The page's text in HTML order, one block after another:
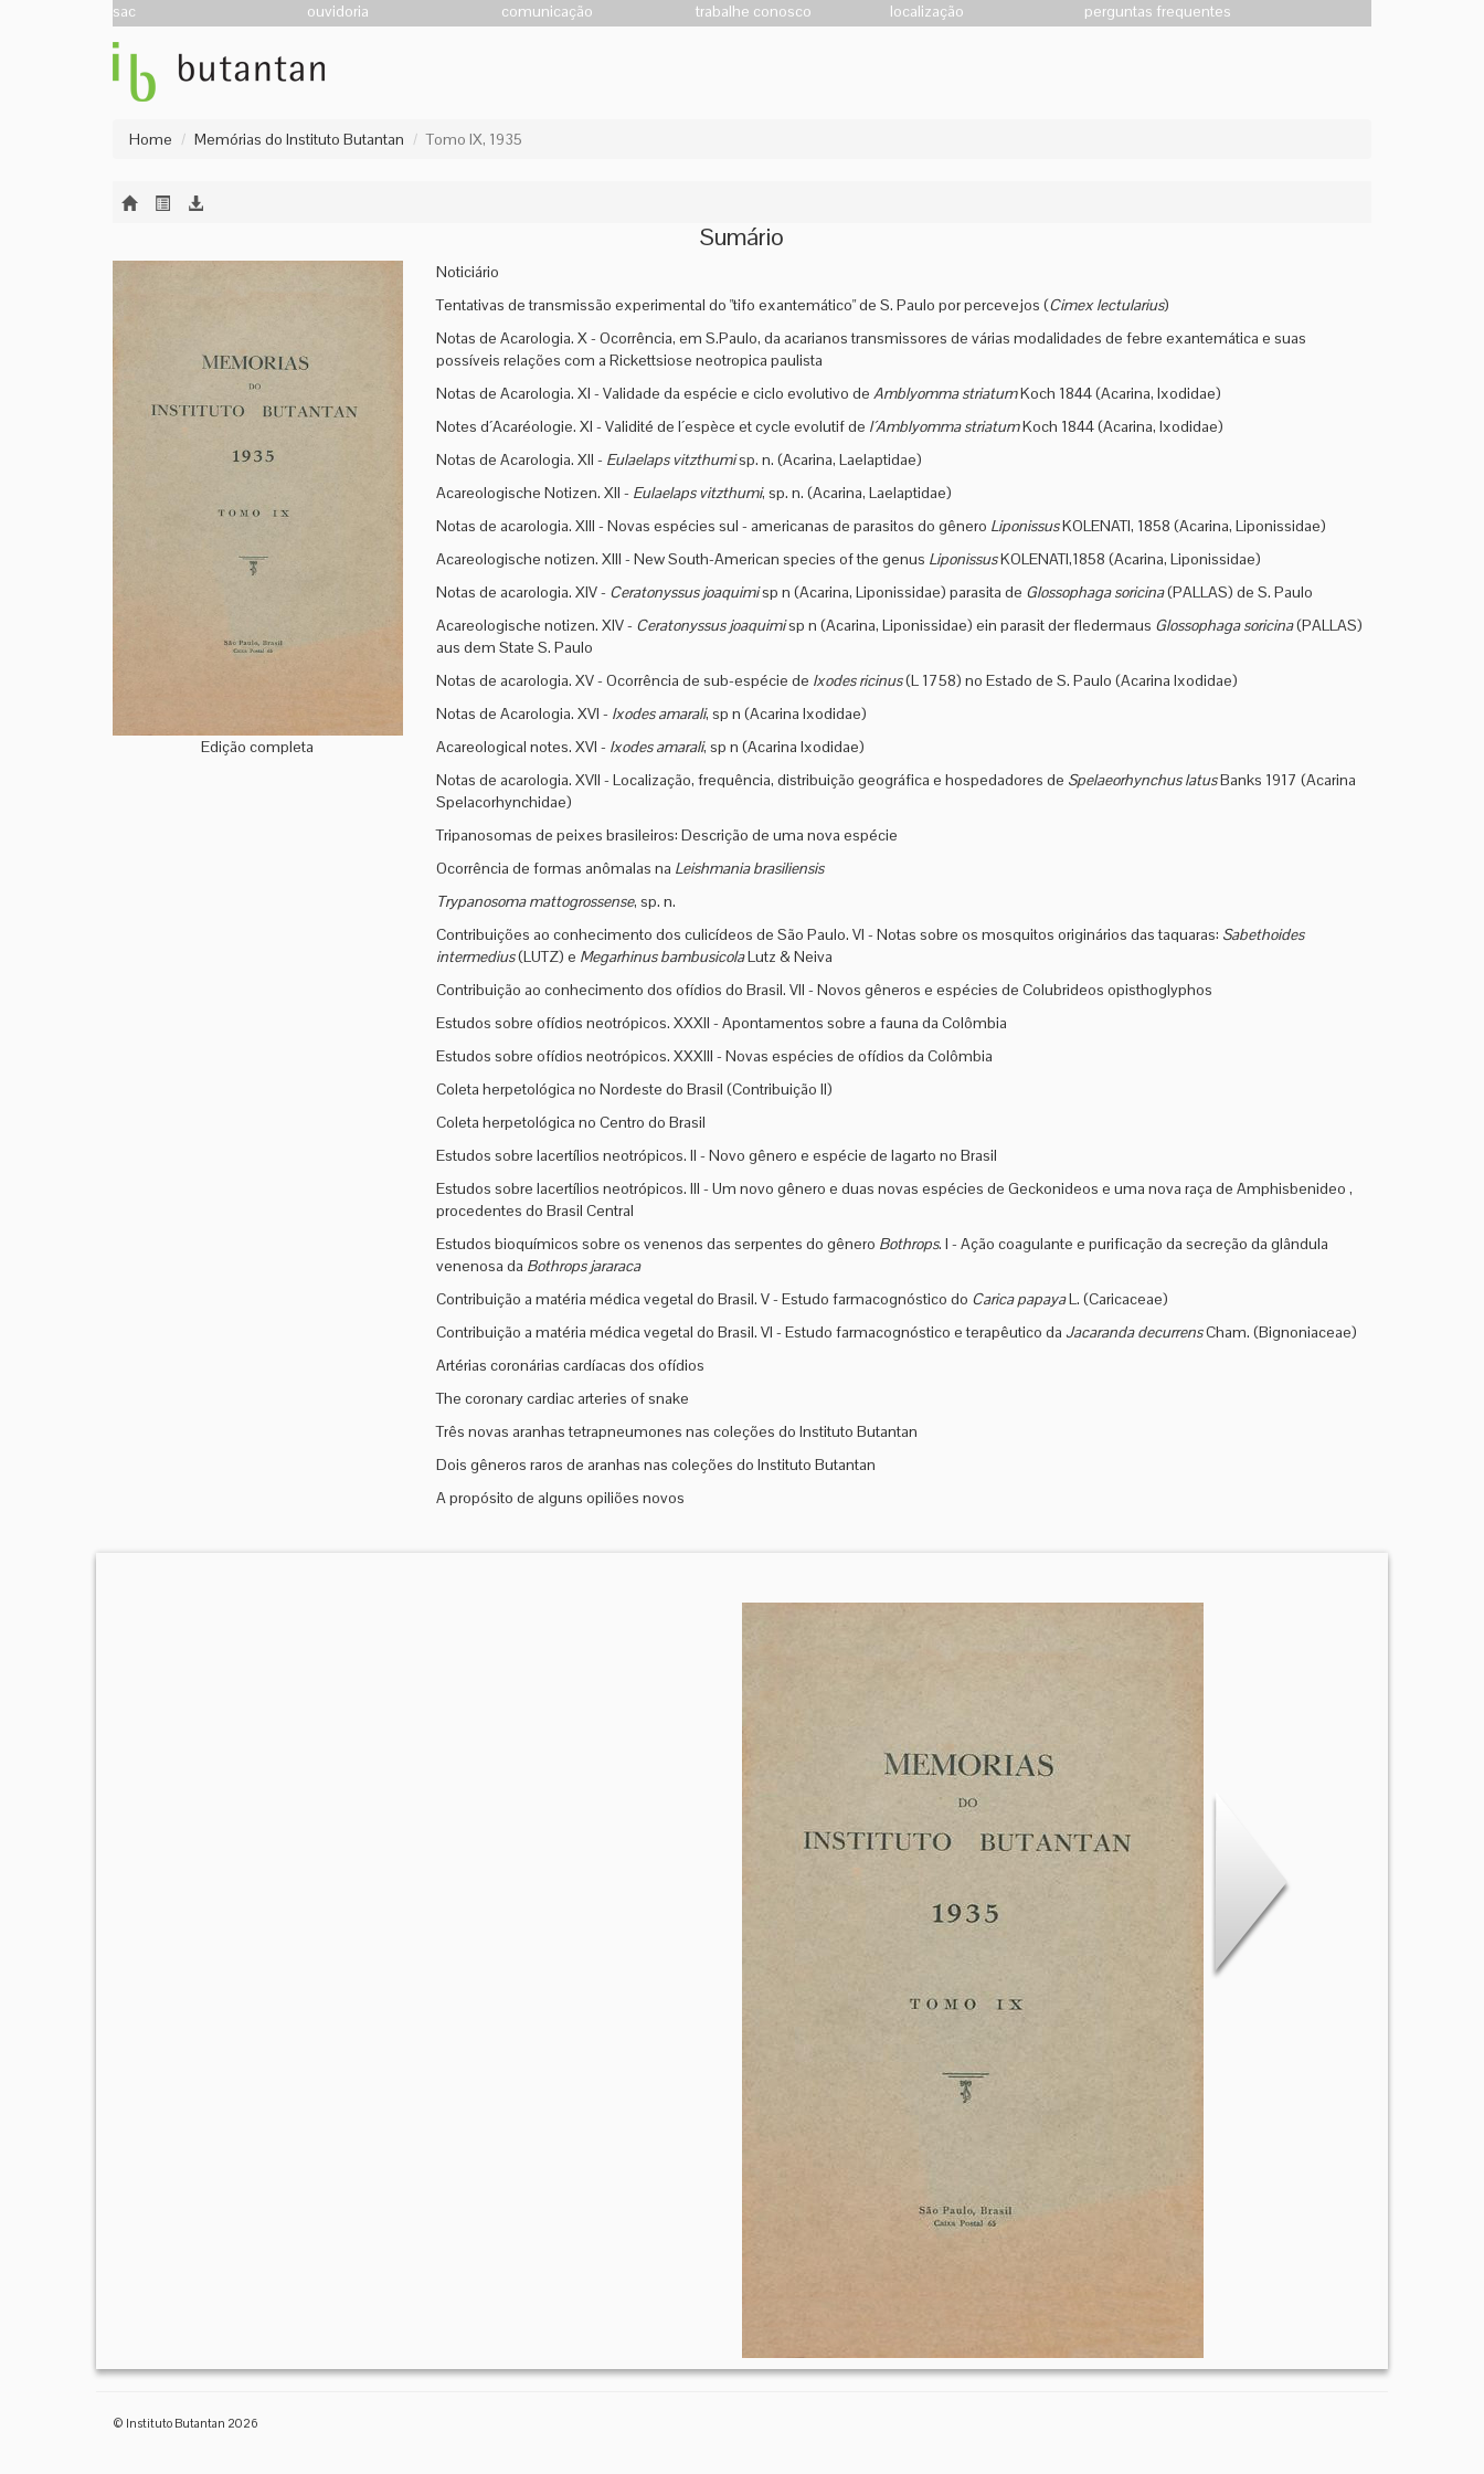
sac ouvidoria comunicação trabalhe conosco localização perguntas frequentes
Home Memórias do Instituto Butantan Tomo IX, 1935
Sumário
Edição completa
Noticiário
Tentativas de transmissão experimental do "tifo exantemático" de S. Paulo por percevejos (Cimex lectularius)
Notas de Acarologia. X - Ocorrência, em S.Paulo, da acarianos transmissores de várias modalidades de febre exantemática e suas
possíveis relações com a Rickettsiose neotropica paulista
Notas de Acarologia. XI - Validade da espécie e ciclo evolutivo de Amblyomma striatumKoch 1844 (Acarina, Ixodidae)
Notes d´Acaréologie. XI - Validité de l´espèce et cycle evolutif de l´Amblyomma striatumKoch 1844 (Acarina, Ixodidae)
Notas de Acarologia. XII - Eulaelaps vitzthumisp. n. (Acarina, Laelaptidae)
Acareologische Notizen. XII - Eulaelaps vitzthumi, sp. n. (Acarina, Laelaptidae)
Notas de acarologia. XIII - Novas espécies sul - americanas de parasitos do gênero LiponissusKOLENATI, 1858 (Acarina, Liponissidae)
Acareologische notizen. XIII - New South-American species of the genus LiponissusKOLENATI,1858 (Acarina, Liponissidae)
Notas de acarologia. XIV - Ceratonyssus joaquimisp n (Acarina, Liponissidae) parasita de Glossophaga soricina(PALLAS) de S. Paulo
Acareologische notizen. XIV - Ceratonyssus joaquimisp n (Acarina, Liponissidae) ein parasit der fledermaus Glossophaga soricina(PALLAS)
aus dem State S. Paulo
Notas de acarologia. XV - Ocorrência de sub-espécie de Ixodes ricinus(L 1758) no Estado de S. Paulo (Acarina Ixodidae)
Notas de Acarologia. XVI - Ixodes amarali, sp n (Acarina Ixodidae)
Acareological notes. XVI - Ixodes amarali, sp n (Acarina Ixodidae)
Notas de acarologia. XVII - Localização, frequência, distribuição geográfica e hospedadores de Spelaeorhynchus latusBanks 1917 (Acarina
Spelacorhynchidae)
Tripanosomas de peixes brasileiros: Descrição de uma nova espécie
Ocorrência de formas anômalas na Leishmania brasiliensis
Trypanosoma mattogrossense, sp. n.
Contribuições ao conhecimento dos culicídeos de São Paulo. VI - Notas sobre os mosquitos originários das taquaras: Sabethoides
intermedius(LUTZ) e Megarhinus bambusicolaLutz & Neiva
Contribuição ao conhecimento dos ofídios do Brasil. VII - Novos gêneros e espécies de Colubrideos opisthoglyphos
Estudos sobre ofídios neotrópicos. XXXII - Apontamentos sobre a fauna da Colômbia
Estudos sobre ofídios neotrópicos. XXXIII - Novas espécies de ofídios da Colômbia
Coleta herpetológica no Nordeste do Brasil (Contribuição II)
Coleta herpetológica no Centro do Brasil
Estudos sobre lacertílios neotrópicos. II - Novo gênero e espécie de lagarto no Brasil
Estudos sobre lacertílios neotrópicos. III - Um novo gênero e duas novas espécies de Geckonideos e uma nova raça de Amphisbenideo ,
procedentes do Brasil Central
Estudos bioquímicos sobre os venenos das serpentes do gênero Bothrops. I - Ação coagulante e purificação da secreção da glândula
venenosa da Bothrops jararaca
Contribuição a matéria médica vegetal do Brasil. V - Estudo farmacognóstico do Carica papayaL. (Caricaceae)
Contribuição a matéria médica vegetal do Brasil. VI - Estudo farmacognóstico e terapêutico da Jacaranda decurrensCham. (Bignoniaceae)
Artérias coronárias cardíacas dos ofídios
The coronary cardiac arteries of snake
Três novas aranhas tetrapneumones nas coleções do Instituto Butantan
Dois gêneros raros de aranhas nas coleções do Instituto Butantan
A propósito de alguns opiliões novos
© Instituto Butantan 2026